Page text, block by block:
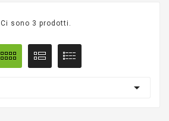
Ci sono 3 prodotti.
